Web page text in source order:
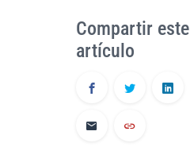
Compartir este
artículo